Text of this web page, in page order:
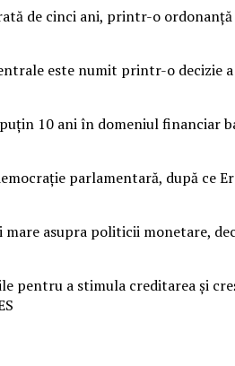
de cinci ani, printr-o
este numit printr-o decizie
10 ani în domeniul financiar
parlamentară, după ce
asupra politicii monetare,
pentru a stimula creditarea şi